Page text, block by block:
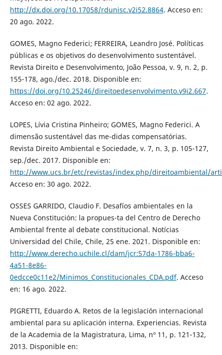
http://dx.doi.org/10.17058/rdunisc.v2i52.8864. Acceso en:
20 ago. 2022.
GOMES, Magno Federici; FERREIRA, Leandro José. Políticas
públicas e os objetivos do desenvolvimento sustentável.
Revista Direito e Desenvolvimento, João Pessoa, v. 9, n. 2, p.
155-178, ago./dec. 2018. Disponible en:
https://doi.org/10.25246/direitoedesenvolvimento.v9i2.667.
Acceso en: 02 ago. 2022.
LOPES, Lívia Cristina Pinheiro; GOMES, Magno Federici. A
dimensão sustentável das me-didas compensatórias.
Revista Direito Ambiental e Sociedade, v. 7, n. 3, p. 105-127,
sep./dec. 2017. Disponible en:
http://www.ucs.br/etc/revistas/index.php/direitoambiental/
Acceso en: 30 ago. 2022.
OSSES GARRIDO, Claudio F. Desafíos ambientales en la
Nueva Constitución: la propues-ta del Centro de Derecho
Ambiental frente al debate constitucional. Notícias
Universidad del Chile, Chile, 25 ene. 2021. Disponible en:
http://www.derecho.uchile.cl/dam/jcr:57da-1786-bba6-
4a51-8e86-
0edcce0c11e2/Minimos_Constitucionales_CDA.pdf. Acceso
en: 16 ago. 2022.
PIGRETTI, Eduardo A. Retos de la legislación internacional
ambiental para su aplicación interna. Experiencias. Revista
de la Academia de la Magistratura, Lima, nº 11, p. 121-132,
2013. Disponible en: